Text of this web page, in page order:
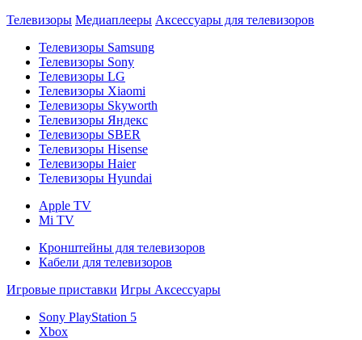
Телевизоры Медиаплееры Аксессуары для телевизоров
Телевизоры Samsung
Телевизоры Sony
Телевизоры LG
Телевизоры Xiaomi
Телевизоры Skyworth
Телевизоры Яндекс
Телевизоры SBER
Телевизоры Hisense
Телевизоры Haier
Телевизоры Hyundai
Apple TV
Mi TV
Кронштейны для телевизоров
Кабели для телевизоров
Игровые приставки Игры Аксессуары
Sony PlayStation 5
Xbox